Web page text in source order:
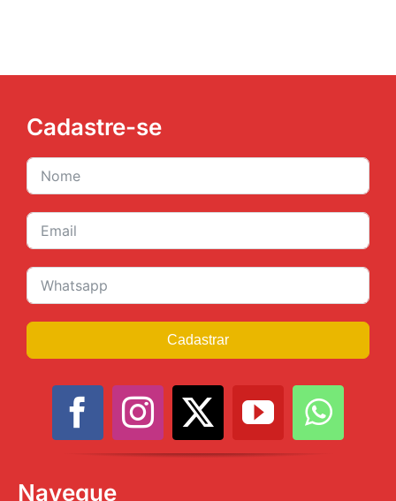
Cadastre-se
Cadastrar
Navegue